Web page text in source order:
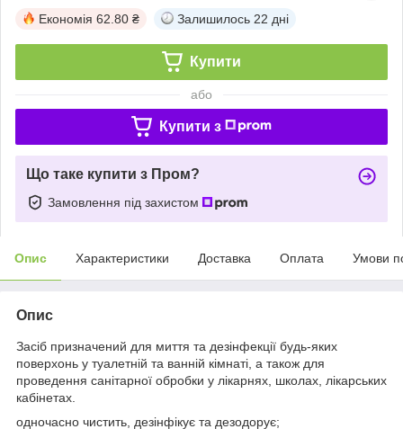
Економія 62.80 ₴ Залишилось 22 дні
Купити
або
Купити з
Що таке купити з Пром?
Замовлення під захистом
Опис Характеристики Доставка Оплата Умови
Опис
Засіб призначений для миття та дезінфекції будь-яких
поверхонь у туалетній та ванній кімнаті, а також для
проведення санітарної обробки у лікарнях, школах, лікарських
кабінетах.
одночасно чистить, дезінфікує та дезодорує;